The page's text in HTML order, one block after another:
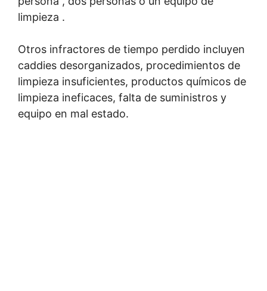
limpieza .
Otros infractores de tiempo perdido incluyen
caddies desorganizados, procedimientos de
limpieza insuficientes, productos químicos de
limpieza ineficaces, falta de suministros y
equipo en mal estado.